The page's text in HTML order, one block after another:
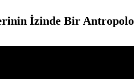
İzinde Bir